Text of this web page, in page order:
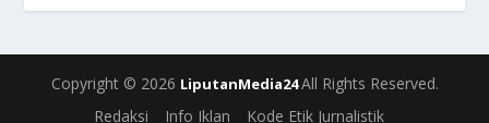
Copyright © 2026 LiputanMedia24All Rights Reserved.
Redaksi
Info Iklan Kode Etik Jurnalistik